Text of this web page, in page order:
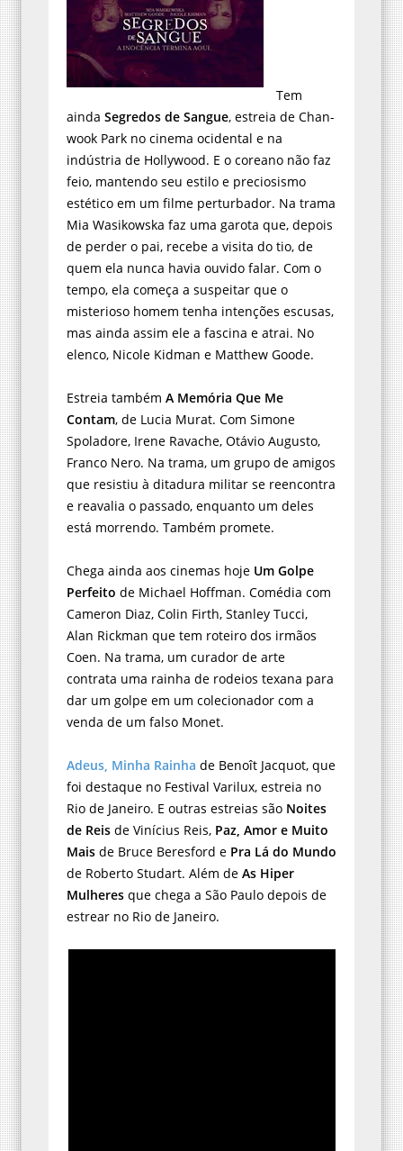
Tem
ainda Segredos de Sangue, estreia de Chan-
wook Park no cinema ocidental e na
indústria de Hollywood. E o coreano não faz
feio, mantendo seu estilo e preciosismo
estético em um filme perturbador. Na trama
Mia Wasikowska faz uma garota que, depois
de perder o pai, recebe a visita do tio, de
quem ela nunca havia ouvido falar. Com o
tempo, ela começa a suspeitar que o
misterioso homem tenha intenções escusas,
mas ainda assim ele a fascina e atrai. No
elenco, Nicole Kidman e Matthew Goode.
Estreia também A Memória Que Me
Contam, de Lucia Murat. Com Simone
Spoladore, Irene Ravache, Otávio Augusto,
Franco Nero. Na trama, um grupo de amigos
que resistiu à ditadura militar se reencontra
e reavalia o passado, enquanto um deles
está morrendo. Também promete.
Chega ainda aos cinemas hoje Um Golpe
Perfeito de Michael Hoffman. Comédia com
Cameron Diaz, Colin Firth, Stanley Tucci,
Alan Rickman que tem roteiro dos irmãos
Coen. Na trama, um curador de arte
contrata uma rainha de rodeios texana para
dar um golpe em um colecionador com a
venda de um falso Monet.
Adeus, Minha Rainha de Benoît Jacquot, que
foi destaque no Festival Varilux, estreia no
Rio de Janeiro. E outras estreias são Noites
de Reis de Vinícius Reis, Paz, Amor e Muito
Mais de Bruce Beresford e Pra Lá do Mundo
de Roberto Studart. Além de As Hiper
Mulheres que chega a São Paulo depois de
estrear no Rio de Janeiro.